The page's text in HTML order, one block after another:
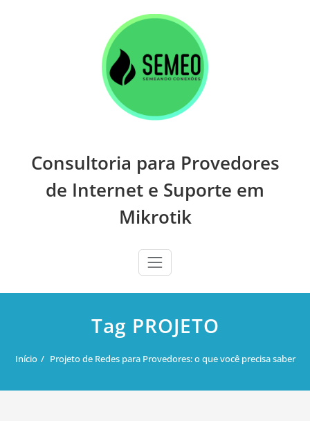
Consultoria para Provedores
de Internet e Suporte em
Mikrotik
Tag PROJETO
Início Projeto de Redes para Provedores: o que você precisa saber